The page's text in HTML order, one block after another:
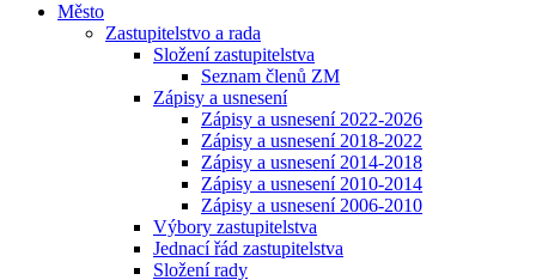
Město
Zastupitelstvo a rada
Složení zastupitelstva
Seznam členů ZM
Zápisy a usnesení
Zápisy a usnesení 2022-2026
Zápisy a usnesení 2018-2022
Zápisy a usnesení 2014-2018
Zápisy a usnesení 2010-2014
Zápisy a usnesení 2006-2010
Výbory zastupitelstva
Jednací řád zastupitelstva
Složení rady